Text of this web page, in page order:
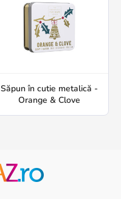
Săpun în cutie metalică -
Orange & Clove